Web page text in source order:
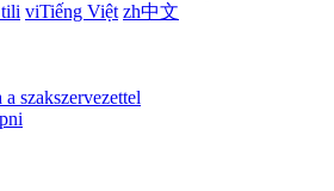
viTiếng Việt zh中文
szakszervezettel